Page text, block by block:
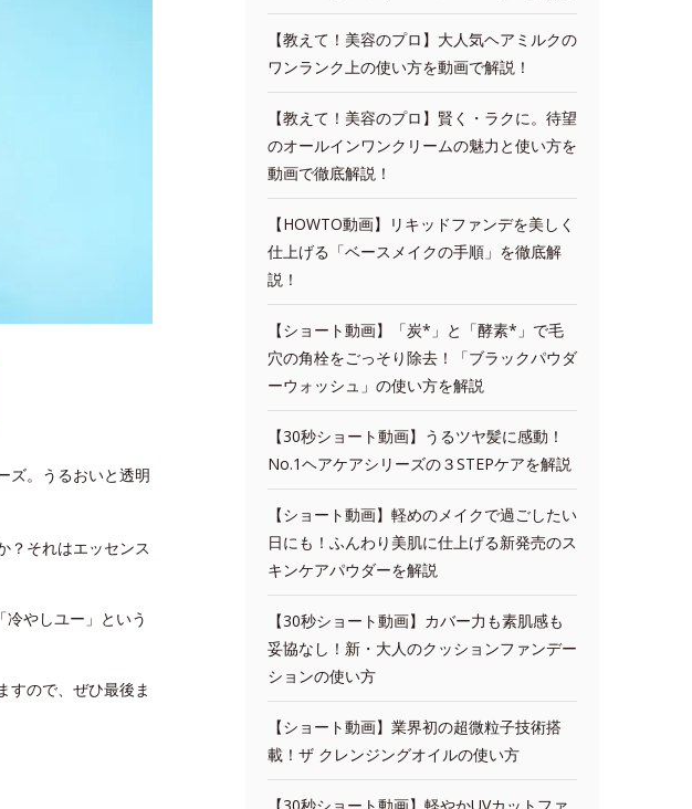
ズ。うるおいと透明
？それはエッセンス
やしユー」という
すので、ぜひ最後ま
【教えて！美容のプロ】大人気ヘアミルクの
ワンランク上の使い方を動画で解説！
【教えて！美容のプロ】賢く・ラクに。待望
のオールインワンクリームの魅力と使い方を
動画で徹底解説！
【HOWTO動画】リキッドファンデを美しく
仕上げる「ベースメイクの手順」を徹底解
説！
【ショート動画】「炭*」と「酵素*」で毛
穴の角栓をごっそり除去！「ブラックパウダ
ーウォッシュ」の使い方を解説
【30秒ショート動画】うるツヤ髪に感動！
No.1ヘアケアシリーズの３STEPケアを解説
【ショート動画】軽めのメイクで過ごしたい
日にも！ふんわり美肌に仕上げる新発売のス
キンケアパウダーを解説
【30秒ショート動画】カバー力も素肌感も
妥協なし！新・大人のクッションファンデー
ションの使い方
【ショート動画】業界初の超微粒子技術搭
載！ザ クレンジングオイルの使い方